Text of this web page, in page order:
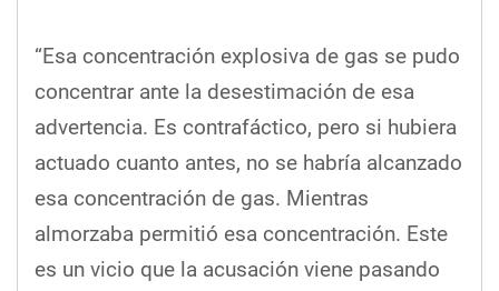
“Esa concentración explosiva de gas se pudo
concentrar ante la desestimación de esa
advertencia. Es contrafáctico, pero si hubiera
actuado cuanto antes, no se habría alcanzado
esa concentración de gas. Mientras
almorzaba permitió esa concentración. Este
es un vicio que la acusación viene pasando